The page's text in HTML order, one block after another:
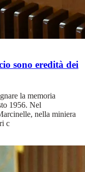
sono eredità dei
la memoria
1956. Nel
nella miniera
c